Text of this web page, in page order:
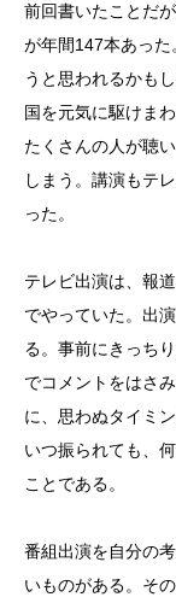
前回書いたことだ
が年間147本あっ
うと思われるかも
国を元気に駆けま
たくさんの人が聴
しまう。講演もテ
った。
テレビ出演は、報
でやっていた。出
る。事前にきっち
でコメントをはさ
に、思わぬタイミ
いつ振られても、
ことである。
番組出演を自分の
いものがある。そ